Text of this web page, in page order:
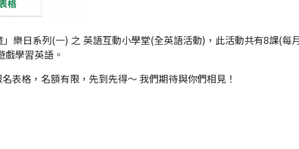
樂日系列(一) 之 英語互動小學堂(全英語活動)，此活動共有8課(每
學習英語。
表格，名額有限，先到先得～ 我們期待與你們相見！